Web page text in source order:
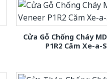
Cửa Gỗ Chống Cháy
P1R2 Căm Xe-a-